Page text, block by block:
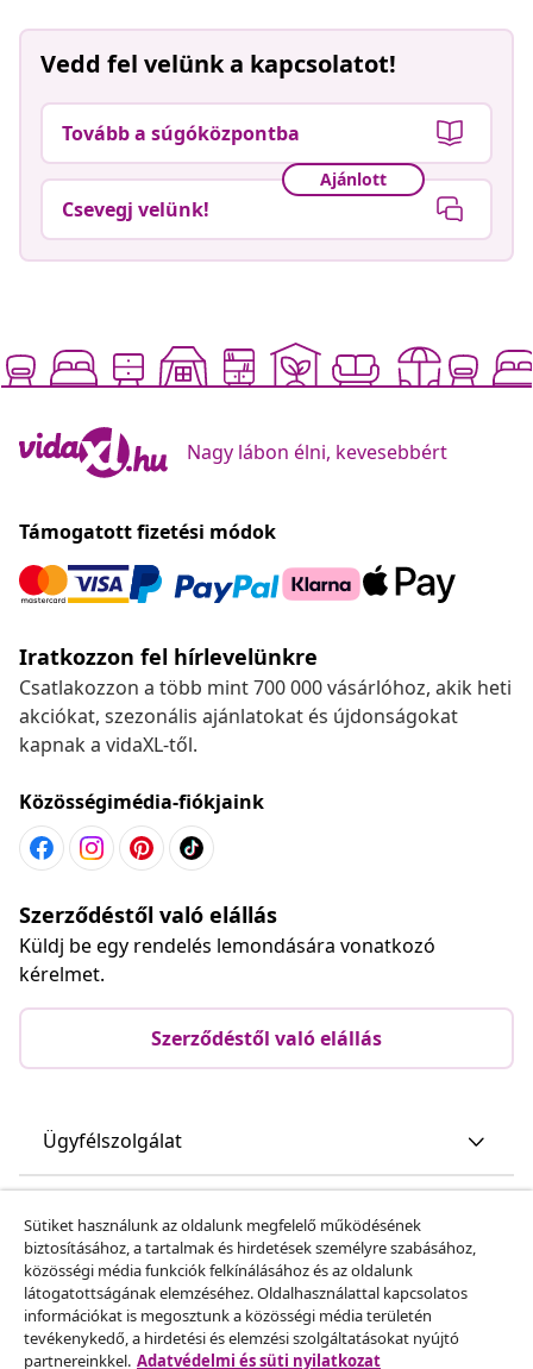
Vedd fel velünk a kapcsolatot!
Tovább a súgóközpontba
Ajánlott
Csevegj velünk!
Nagy lábon élni, kevesebbért
Támogatott fizetési módok
Iratkozzon fel hírlevelünkre
Csatlakozzon a több mint 700 000 vásárlóhoz, akik heti
akciókat, szezonális ajánlatokat és újdonságokat
kapnak a vidaXL-től.
Közösségimédia-fiókjaink
Szerződéstől való elállás
Küldj be egy rendelés lemondására vonatkozó
kérelmet.
Szerződéstől való elállás
Ügyfélszolgálat
vidaXL
Fedezz fel többet
Sütiket használunk az oldalunk megfelelő működésének
biztosításához, a tartalmak és hirdetések személyre szabásához,
közösségi média funkciók felkínálásához és az oldalunk
látogatottságának elemzéséhez. Oldalhasználattal kapcsolatos
információkat is megosztunk a közösségi média területén
tevékenykedő, a hirdetési és elemzési szolgáltatásokat nyújtó
partnereinkkel. Adatvédelmi és süti nyilatkozat